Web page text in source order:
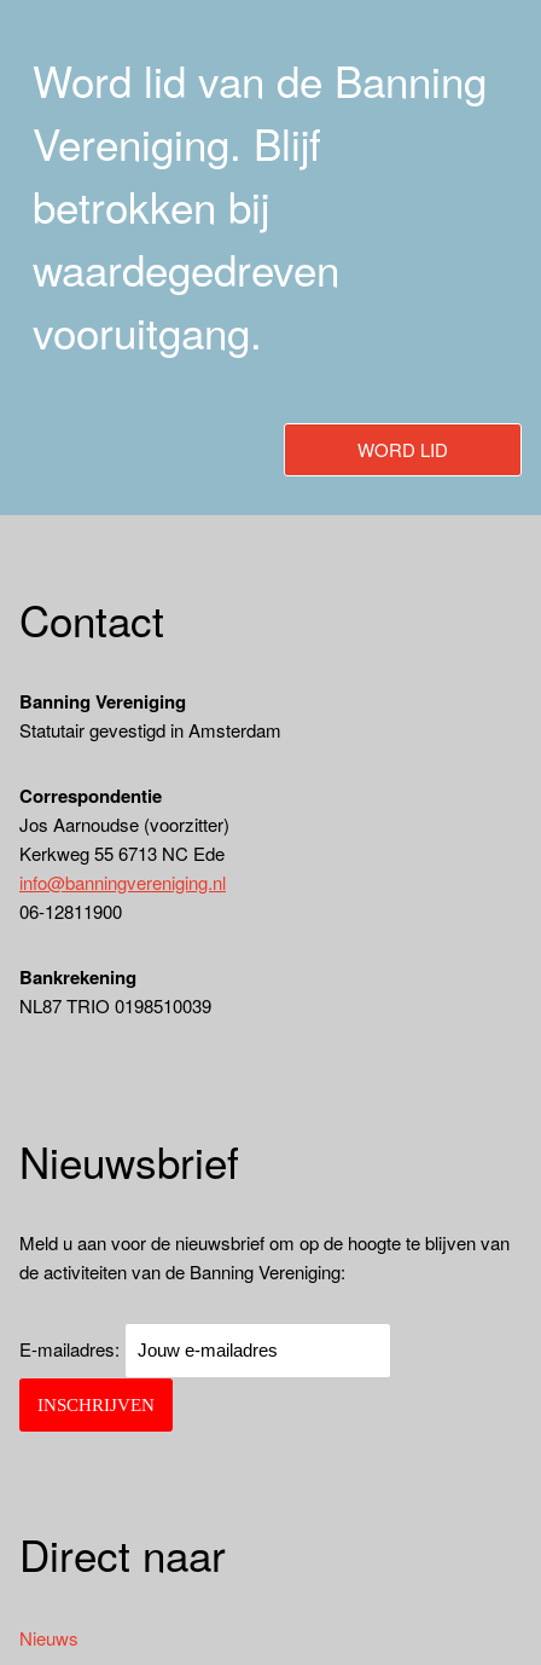
Word lid van de Banning
Vereniging. Blijf
betrokken bij
waardegedreven
vooruitgang.
WORD LID
Contact
Banning Vereniging
Statutair gevestigd in Amsterdam
Correspondentie
Jos Aarnoudse (voorzitter)
Kerkweg 55 6713 NC Ede
info@banningvereniging.nl
06-12811900
Bankrekening
NL87 TRIO 0198510039
Nieuwsbrief
Meld u aan voor de nieuwsbrief om op de hoogte te blijven van
de activiteiten van de Banning Vereniging:
E-mailadres:
Direct naar
Nieuws